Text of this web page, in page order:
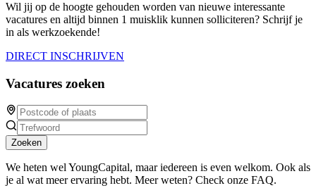
Wil jij op de hoogte gehouden worden van nieuwe interessante
vacatures en altijd binnen 1 muisklik kunnen solliciteren? Schrijf je
in als werkzoekende!
DIRECT INSCHRIJVEN
Vacatures zoeken
Zoeken
We heten wel YoungCapital, maar iedereen is even welkom. Ook als
je al wat meer ervaring hebt. Meer weten? Check onze FAQ.